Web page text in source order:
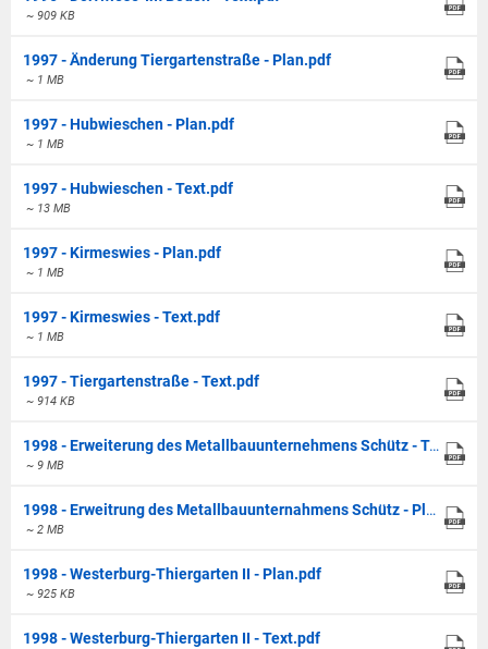
~ 909 KB
1997 - Änderung Tiergartenstraße - Plan.pdf
~ 1 MB
1997 - Hubwieschen - Plan.pdf
~ 1 MB
1997 - Hubwieschen - Text.pdf
~ 13 MB
1997 - Kirmeswies - Plan.pdf
~ 1 MB
1997 - Kirmeswies - Text.pdf
~ 1 MB
1997 - Tiergartenstraße - Text.pdf
~ 914 KB
1998 - Erweiterung des Metallbauunternehmens Schütz - Text.pdf
~ 9 MB
1998 - Erweitrung des Metallbauunternahmens Schütz - Plan.pdf
~ 2 MB
1998 - Westerburg-Thiergarten II - Plan.pdf
~ 925 KB
1998 - Westerburg-Thiergarten II - Text.pdf